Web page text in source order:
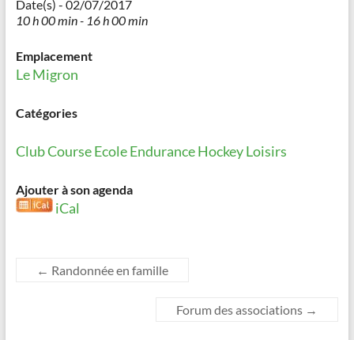
Date(s) - 02/07/2017
10 h 00 min - 16 h 00 min
Emplacement
Le Migron
Catégories
ClubCourseEcoleEnduranceHockeyLoisirs
Ajouter à son agenda
iCal
← Randonnée en famille
Forum des associations →